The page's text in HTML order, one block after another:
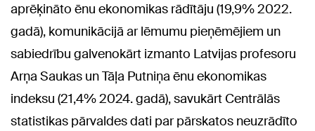
aprēķināto ēnu ekonomikas rādītāju (19,9% 2022.
gadā), komunikācijā ar lēmumu pieņēmējiem un
sabiedrību galvenokārt izmanto Latvijas profesoru
Arņa Saukas un Tāļa Putniņa ēnu ekonomikas
indeksu (21,4% 2024. gadā), savukārt Centrālās
statistikas pārvaldes dati par pārskatos neuzrādīto